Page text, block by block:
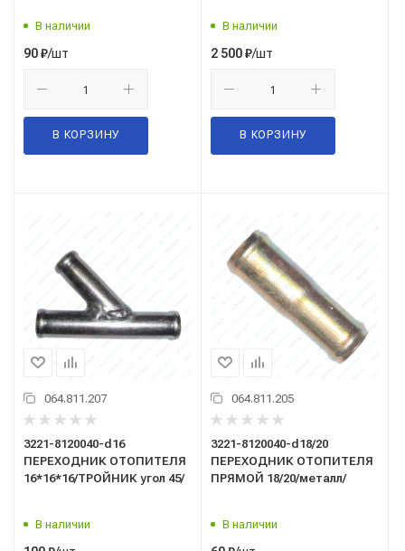
В наличии
90₽/шт
В КОРЗИНУ
В наличии
2 500₽/шт
В КОРЗИНУ
064.811.207
3221-8120040-d16
ПЕРЕХОДНИК ОТОПИТЕЛЯ
16*16*16/ТРОЙНИК угол 45/
В наличии
064.811.205
3221-8120040-d18/20
ПЕРЕХОДНИК ОТОПИТЕЛЯ
ПРЯМОЙ 18/20/металл/
В наличии